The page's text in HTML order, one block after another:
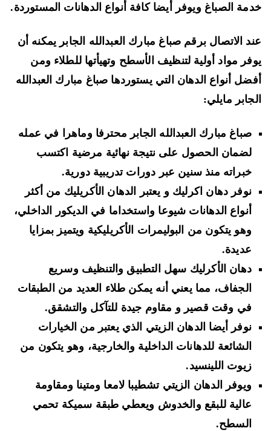
الصباغ ويوفر أيضا كافة أنواع الدهانات المستوردة.
الاتصال برقم صباغ مبارك العبدالله الجابر يمكنه أن
مواد أولية لتنظيف الأسطح وتهيأتها للطلاء ومن
أنواع الدهان التي يستوردها صباغ مبارك العبدالله
مايلي:
صباغ مبارك العبدالله الجابر محترفا وماهرا في عمله
لضمان الحصول على نتيجة نهائية مرضية اكتسب
خبراته منذ سنين عبر دورات تدريبية دورية.
نوفر دهان اكرليك و يعتبر الدهان الأكريليك من أكثر
أنواع الدهانات شيوعا واستخداما في الديكور الداخلي،
وهو يتكون من البوليمرات الأكريليكية ويتميز بمزايا
عديدة.
دهان الأكرليك سهل التطبيق والتنظيف وسريع
الجفاف، مما يعني أنه يمكن طلاء العديد من الطبقات
في وقت قصير و مقاوم جيدة للتآكل والتشقق.
نوفر أيضا الدهان الزيتي الذي يعتبر من الخيارات
الشائعة للدهانات الداخلية والخارجية، وهو يتكون من
زيوت اللينسيد.
ويوفر الدهان الزيتي تشطيبا لامعا ومتينا ومقاومة
عالية للبقع والخدوش ويعطي طبقة سميكة تحمي
السطح.